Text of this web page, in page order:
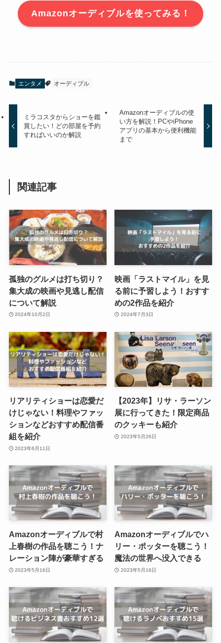
Amazonオーディブルを使ってみる！
エンタメ オーディブル
ミラコスタからショーを鑑
賞したい！どの部屋を予約
すればいいのか解説
Amazonオーディブルの使
い方を解説！PCやiPhone
アプリの基本から便利機能
まで
関連記事
孤独のグルメは打ち切り？
集大成の映画や見逃し配信
について解説
2024年10月2日
映画「ラストマイル」を見
る前に予習しよう！おすす
めの2作品を紹介
2024年7月3日
リアリティショーは恋愛だ
けじゃない！料理やファッ
ションなどおすすめ配信番
組を紹介
2023年6月11日
【2023年】リサ・ラーソン
展に行ってきた！限定商品
のクッキーも紹介
2023年5月26日
Amazonオーディブルで村
上春樹の作品を聴こう！ナ
レーション陣が豪華すぎる
2023年5月16日
Amazonオーディブルでハ
リー・ポッターを聴こう！
魔法の世界へ没入できる
2023年5月16日